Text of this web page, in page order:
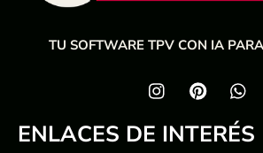
TU SOFTWARE TPV CON IA
ENLACES DE INTERÉS